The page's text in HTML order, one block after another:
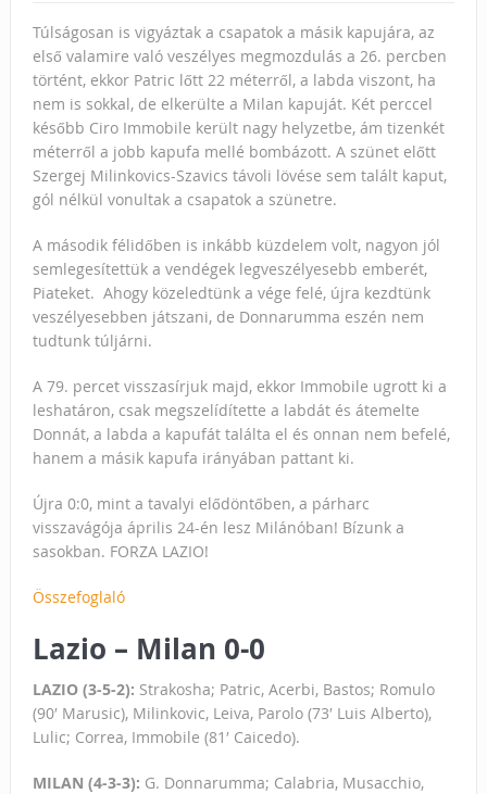
Túlságosan is vigyáztak a csapatok a másik kapujára, az
első valamire való veszélyes megmozdulás a 26. percben
történt, ekkor Patric lőtt 22 méterről, a labda viszont, ha
nem is sokkal, de elkerülte a Milan kapuját. Két perccel
később Ciro Immobile került nagy helyzetbe, ám tizenkét
méterről a jobb kapufa mellé bombázott. A szünet előtt
Szergej Milinkovics-Szavics távoli lövése sem talált kaput,
gól nélkül vonultak a csapatok a szünetre.
A második félidőben is inkább küzdelem volt, nagyon jól
semlegesítettük a vendégek legveszélyesebb emberét,
Piateket. Ahogy közeledtünk a vége felé, újra kezdtünk
veszélyesebben játszani, de Donnarumma eszén nem
tudtunk túljárni.
A 79. percet visszasírjuk majd, ekkor Immobile ugrott ki a
leshatáron, csak megszelídítette a labdát és átemelte
Donnát, a labda a kapufát találta el és onnan nem befelé,
hanem a másik kapufa irányában pattant ki.
Újra 0:0, mint a tavalyi elődöntőben, a párharc
visszavágója április 24-én lesz Milánóban! Bízunk a
sasokban. FORZA LAZIO!
Összefoglaló
Lazio – Milan 0-0
LAZIO (3-5-2): Strakosha; Patric, Acerbi, Bastos; Romulo
(90′ Marusic), Milinkovic, Leiva, Parolo (73′ Luis Alberto),
Lulic; Correa, Immobile (81′ Caicedo).
MILAN (4-3-3): G. Donnarumma; Calabria, Musacchio,